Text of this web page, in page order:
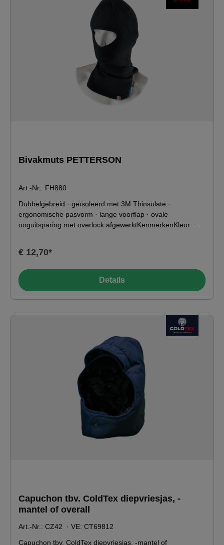
Bivakmuts PETTERSON
Art.-Nr.: FH880
Dubbelgebreid · geïsoleerd met 3M Thinsulate ·
ergonomische pasvorm · lange voorflap · ovale
ooguitsparing met overlock afgewerktKenmerkenKleur:
polypropyleen, 35% polyesterSerie: CATAPULT
verzorgen
€ 12,70*
Details
Capuchon tbv. ColdTex diepvriesjas, -
mantel of overall
Art.-Nr.: CZ42 · VE: CT69812
Capuchon tbv. ColdTex diepvriesjas, -mantel of